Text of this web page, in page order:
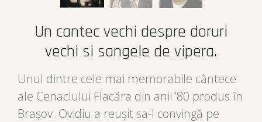
Un cantec vechi despre doruri
vechi si sangele de vipera.
Unul dintre cele mai memorabile cântece
ale Cenaclului Flacăra din anii ’80 produs în
Brașov. Ovidiu a reușit sa-l convingă pe